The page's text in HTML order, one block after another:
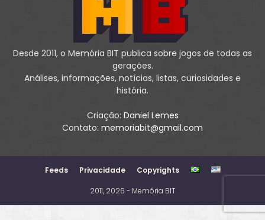
Desde 2011, o Memória BIT publica sobre jogos de todas as
gerações.
Análises, informações, notícias, listas, curiosidades e
história.
Criação: Daniel Lemes
Contato: memoriabit@gmail.com
Feeds Privacidade Copyrights
2011, 2026 - Memória BIT